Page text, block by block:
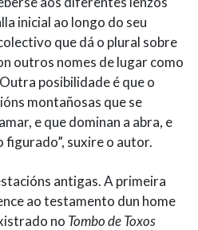
inicial ao longo do seu
que dá o plural sobre
outros nomes de lugar como
posibilidade é que o
montañosas que se
e que dominan a abra, e
figurado”, suxire o autor.
antigas. A primeira
ao testamento dun home
no Tombo de Toxos